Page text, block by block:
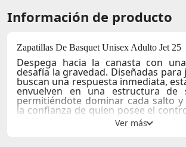
Información de producto
Zapatillas De Basquet Unisex Adulto Jet 25
Despega hacia la canasta con
desafía la gravedad. Diseñadas
buscan una respuesta inmediata,
envuelven en una estructura de
permitiéndote dominar cada salto
la confianza de quien posee el